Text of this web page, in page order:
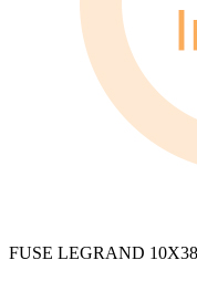
FUSE LEGRAND